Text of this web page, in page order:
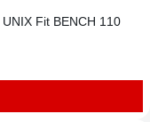
Fit BENCH 110